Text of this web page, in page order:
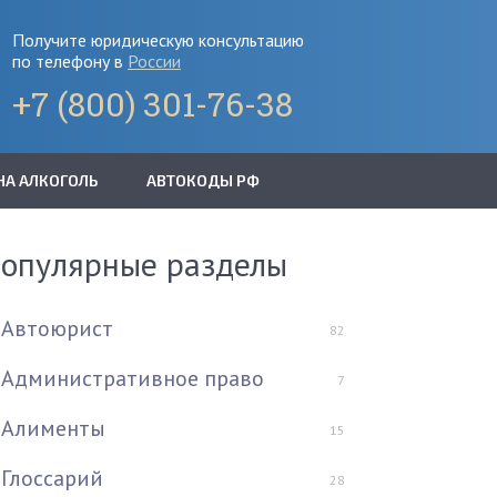
Получите юридическую консультацию
по телефону в России
+7 (800) 301-76-38
АЛКОГОЛЬ АВТОКОДЫ РФ
разделы
Автоюрист 82
Административное право 7
Алименты 15
Глоссарий 28